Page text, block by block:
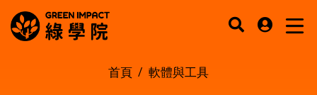
首頁 軟體與工具